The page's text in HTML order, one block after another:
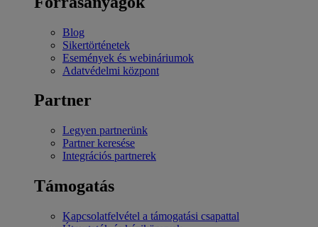
Blog
Sikertörténetek
Események és webináriumok
Adatvédelmi központ
Partner
Legyen partnerünk
Partner keresése
Integrációs partnerek
Támogatás
Kapcsolatfelvétel a támogatási csapattal